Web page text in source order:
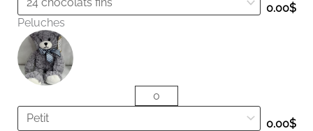
0.00$
Peluches
0.00$